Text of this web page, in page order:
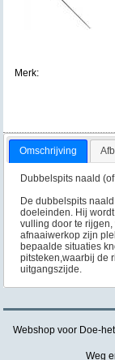
Merk:
Omschrijving
Dubbelspits naald
De dubbelspits
doeleinden. Hij
vulling door te
afnaaiwerkop zijn
bepaalde situaties
pitsteken,waarbij de
uitgangszijde.
Webshop voor Doe-
Weg